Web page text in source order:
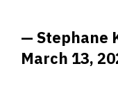
— Stephane
March 13,